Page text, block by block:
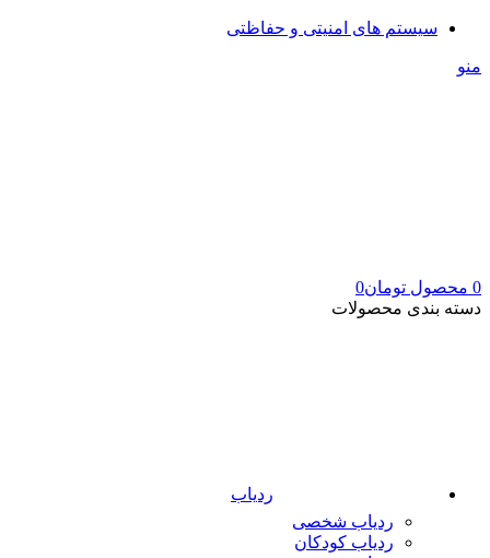
سیستم های امنیتی و حفاظتی
منو
0 محصول تومان0
دسته بندی محصولات
ردیاب
ردیاب شخصی
ردیاب کودکان